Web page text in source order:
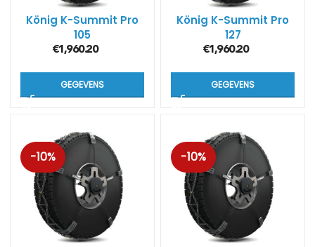
König K-Summit Pro
105
€1,960.20
GEGEVENS
König K-Summit Pro
127
€1,960.20
GEGEVENS
-10% -10%